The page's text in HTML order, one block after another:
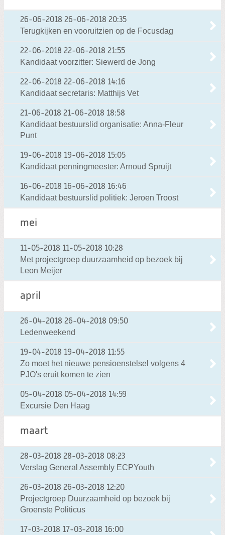
26-06-2018 26-06-2018 20:35
Terugkijken en vooruitzien op de Focusdag
22-06-2018 22-06-2018 21:55
Kandidaat voorzitter: Siewerd de Jong
22-06-2018 22-06-2018 14:16
Kandidaat secretaris: Matthijs Vet
21-06-2018 21-06-2018 18:58
Kandidaat bestuurslid organisatie: Anna-Fleur
Punt
19-06-2018 19-06-2018 15:05
Kandidaat penningmeester: Arnoud Spruijt
16-06-2018 16-06-2018 16:46
Kandidaat bestuurslid politiek: Jeroen Troost
mei
11-05-2018 11-05-2018 10:28
Met projectgroep duurzaamheid op bezoek bij
Leon Meijer
april
26-04-2018 26-04-2018 09:50
Ledenweekend
19-04-2018 19-04-2018 11:55
Zo moet het nieuwe pensioenstelsel volgens 4
PJO's eruit komen te zien
05-04-2018 05-04-2018 14:59
Excursie Den Haag
maart
28-03-2018 28-03-2018 08:23
Verslag General Assembly ECPYouth
26-03-2018 26-03-2018 12:20
Projectgroep Duurzaamheid op bezoek bij
Groenste Politicus
17-03-2018 17-03-2018 16:00